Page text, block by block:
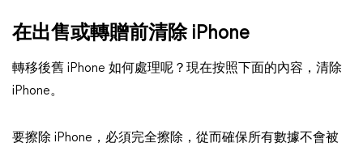
在出售或轉贈前清除 iPhone
轉移後舊 iPhone 如何處理呢？現在按照下面的內容，清除
iPhone。
要擦除 iPhone，必須完全擦除，從而確保所有數據不會被